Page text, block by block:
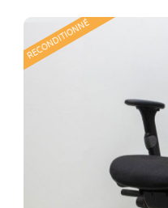
RECONDITIONNÉ